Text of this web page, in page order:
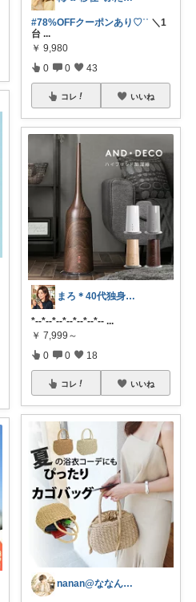
#78%OFFクーポンあり♡︎ʾʾ ＼1
台 ...
￥ 9,980
0 0 43
コレ いいね
まろ＊40代独身シンプルライフ
*--*--*--*--*--*--*-- ...
￥ 7,999～
0 0 18
コレ いいね
nanan@ななんぶろぐ。☕️🌿‬